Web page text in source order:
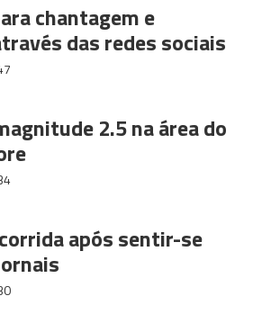
chantagem e
das redes sociais
2.5 na área do
após sentir-se